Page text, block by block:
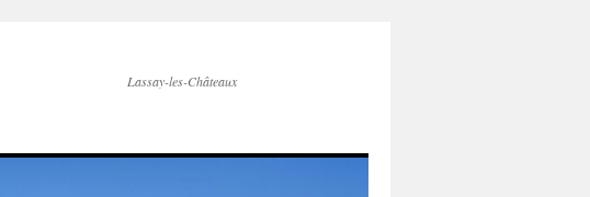
Lassay-les-Châteaux